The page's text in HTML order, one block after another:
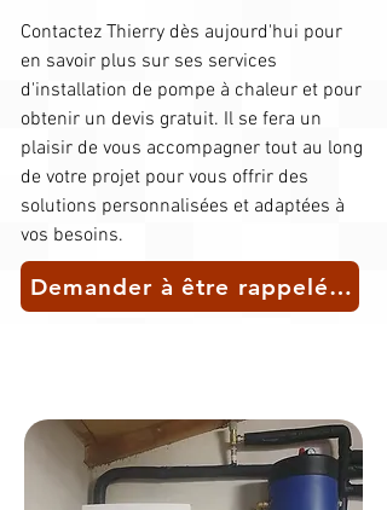
Contactez Thierry dès aujourd'hui pour
en savoir plus sur ses services
d'installation de pompe à chaleur et pour
obtenir un devis gratuit. Il se fera un
plaisir de vous accompagner tout au long
de votre projet pour vous offrir des
solutions personnalisées et adaptées à
vos besoins.
Demander à être rappelé(e) pour un conseil